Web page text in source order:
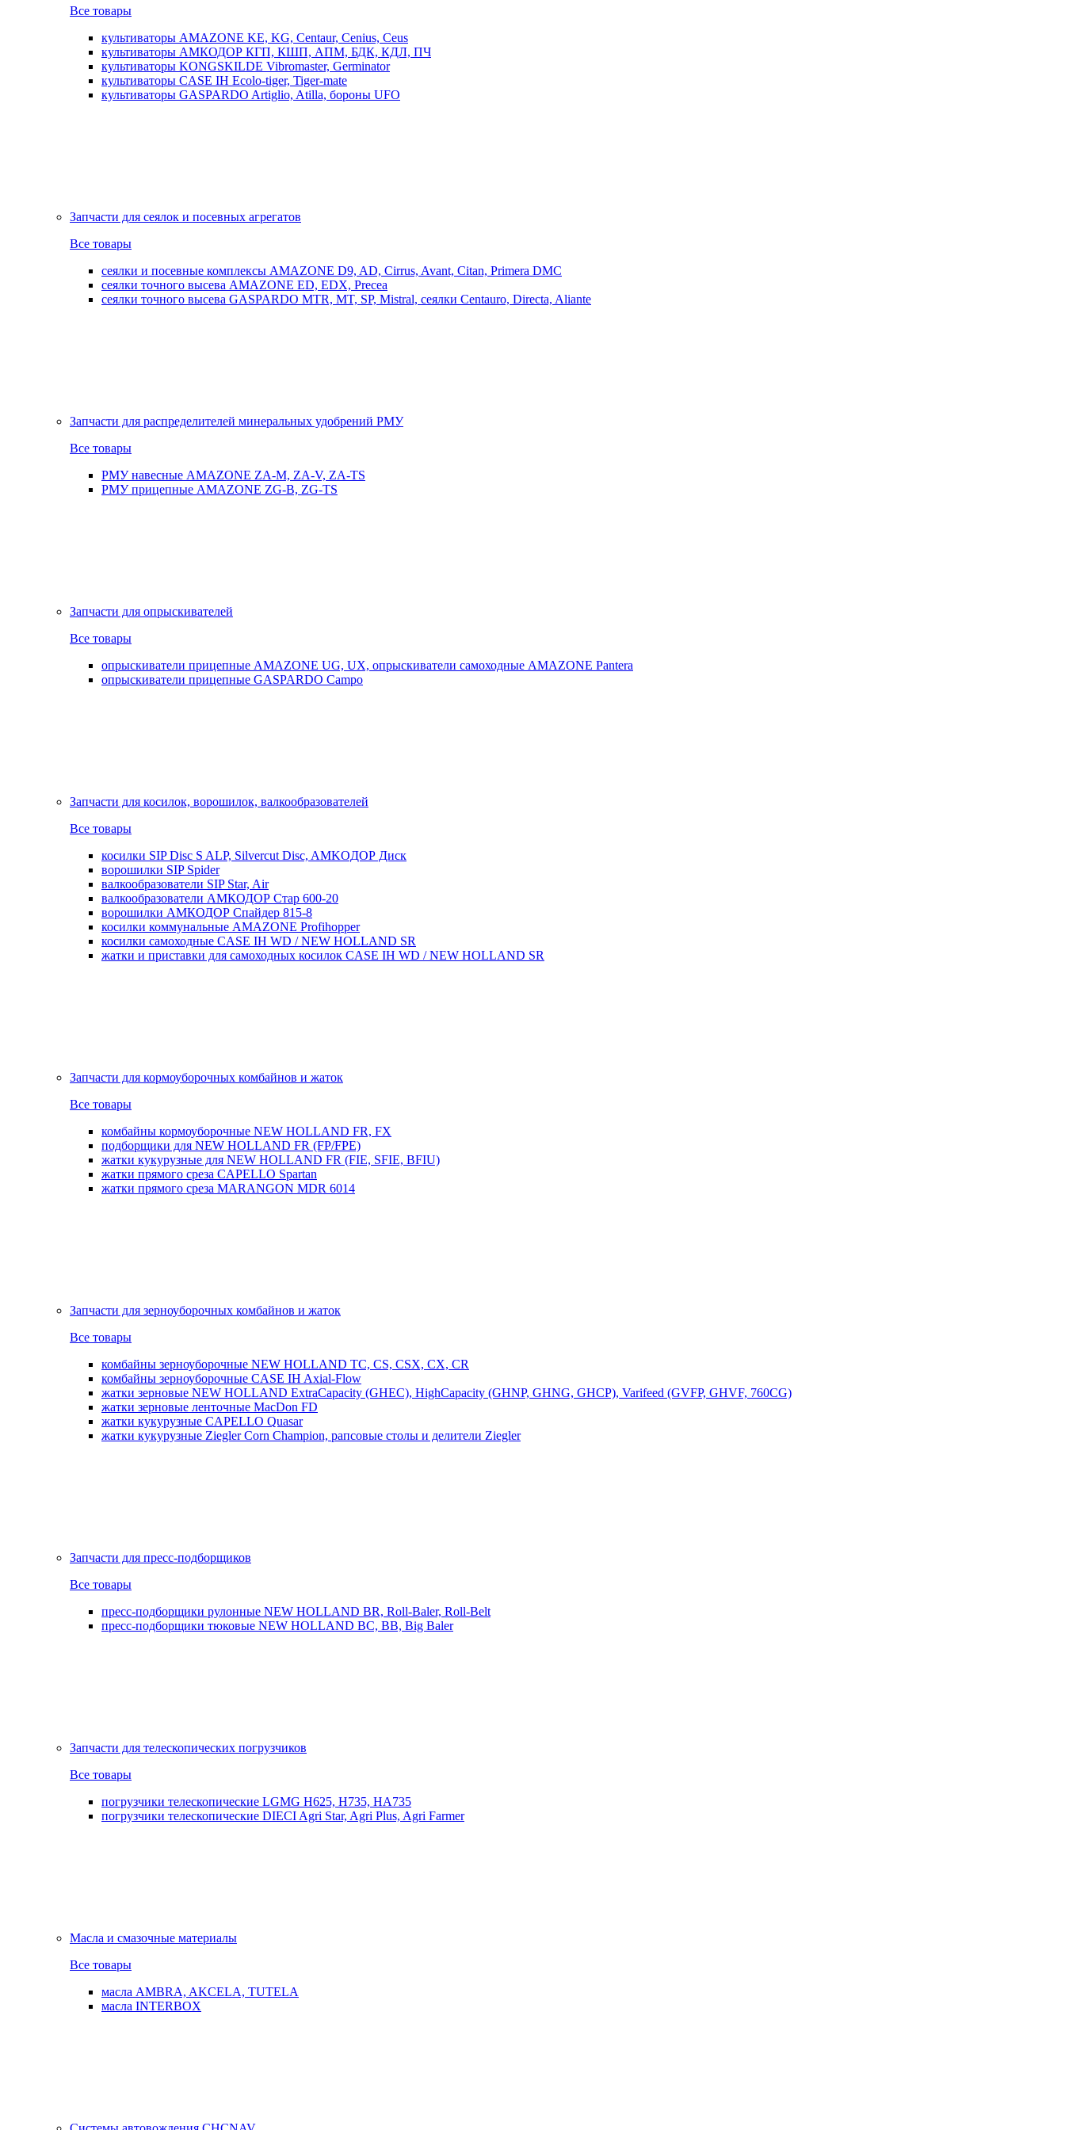
Все товары
культиваторы AMAZONE KE, KG, Centaur, Cenius, Ceus
культиваторы АМКОДОР КГП, КШП, АПМ, БДК, КДЛ, ПЧ
культиваторы KONGSKILDE Vibromaster, Germinator
культиваторы CASE IH Ecolo-tiger, Tiger-mate
культиваторы GASPARDO Artiglio, Atilla, бороны UFO
Запчасти для сеялок и посевных агрегатов
Все товары
сеялки и посевные комплексы AMAZONE D9, AD, Cirrus, Avant, Citan, Primera DMC
сеялки точного высева AMAZONE ED, EDX, Precea
сеялки точного высева GASPARDO MTR, MT, SP, Mistral, сеялки Centauro, Directa, Aliante
Запчасти для распределителей минеральных удобрений РМУ
Все товары
РМУ навесные AMAZONE ZA-M, ZA-V, ZA-TS
РМУ прицепные AMAZONE ZG-B, ZG-TS
Запчасти для опрыскивателей
Все товары
опрыскиватели прицепные AMAZONE UG, UX, опрыскиватели самоходные AMAZONE Pantera
опрыскиватели прицепные GASPARDO Campo
Запчасти для косилок, ворошилок, валкообразователей
Все товары
косилки SIP Disc S ALP, Silvercut Disc, AMKOДОР Диск
ворошилки SIP Spider
валкообразователи SIP Star, Air
валкообразователи АМКОДОР Стар 600-20
ворошилки АМКОДОР Спайдер 815-8
косилки коммунальные AMAZONE Profihopper
косилки самоходные CASE IH WD / NEW HOLLAND SR
жатки и приставки для самоходных косилок CASE IH WD / NEW HOLLAND SR
Запчасти для кормоуборочных комбайнов и жаток
Все товары
комбайны кормоуборочные NEW HOLLAND FR, FX
подборщики для NEW HOLLAND FR (FP/FPE)
жатки кукурузные для NEW HOLLAND FR (FIE, SFIE, BFIU)
жатки прямого среза CAPELLO Spartan
жатки прямого среза MARANGON MDR 6014
Запчасти для зерноуборочных комбайнов и жаток
Все товары
комбайны зерноуборочные NEW HOLLAND TC, CS, CSX, CX, CR
комбайны зерноуборочные CASE IH Axial-Flow
жатки зерновые NEW HOLLAND ExtraCapacity (GHEC), HighCapacity (GHNP, GHNG, GHCP), Varifeed (GVFP, GHVF, 760CG)
жатки зерновые ленточные MacDon FD
жатки кукурузные CAPELLO Quasar
жатки кукурузные Ziegler Corn Champion, рапсовые столы и делители Ziegler
Запчасти для пресс-подборщиков
Все товары
пресс-подборщики рулонные NEW HOLLAND BR, Roll-Baler, Roll-Belt
пресс-подборщики тюковые NEW HOLLAND BC, BB, Big Baler
Запчасти для телескопических погрузчиков
Все товары
погрузчики телескопические LGMG H625, H735, HA735
погрузчики телескопические DIECI Agri Star, Agri Plus, Agri Farmer
Масла и смазочные материалы
Все товары
масла AMBRA, AKCELA, TUTELA
масла INTERBOX